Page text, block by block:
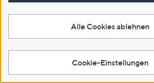
In den Warenkorb
In den
Alle Cookies ablehnen
Cookie-Einstellungen